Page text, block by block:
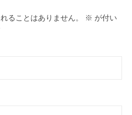
ることはありません。 ※ が付い